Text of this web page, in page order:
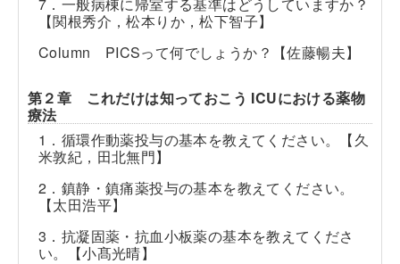
【関根秀介，松本りか，松下智子】
Column PICSって何でしょうか？【佐藤暢夫】
第２章 これだけは知っておこう ICUにおける薬物
療法
1．循環作動薬投与の基本を教えてください。【久
米敦紀，田北無門】
2．鎮静・鎮痛薬投与の基本を教えてください。
【太田浩平】
3．抗凝固薬・抗血小板薬の基本を教えてくださ
い。【小髙光晴】